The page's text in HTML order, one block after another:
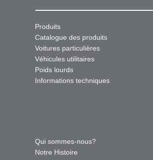
Produits
Catalogue des produits
Voitures particulières
Véhicules utilitaires
Poids lourds
Informations techniques
Qui sommes-nous?
Notre Histoire